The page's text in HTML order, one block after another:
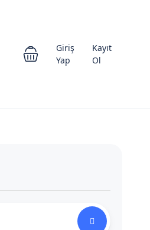
Giriş
Yap
Kayıt
Ol